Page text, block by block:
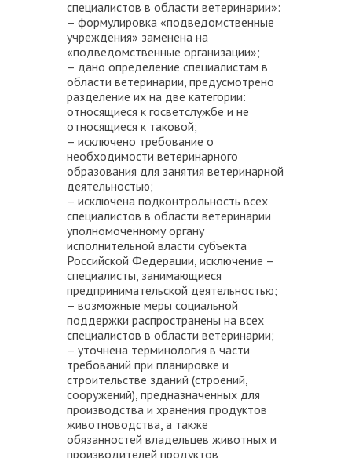
специалистов в области ветеринарии»:
– формулировка «подведомственные
учреждения» заменена на
«подведомственные организации»;
– дано определение специалистам в
области ветеринарии, предусмотрено
разделение их на две категории:
относящиеся к госветслужбе и не
относящиеся к таковой;
– исключено требование о
необходимости ветеринарного
образования для занятия ветеринарной
деятельностью;
– исключена подконтрольность всех
специалистов в области ветеринарии
уполномоченному органу
исполнительной власти субъекта
Российской Федерации, исключение –
специалисты, занимающиеся
предпринимательской деятельностью;
– возможные меры социальной
поддержки распространены на всех
специалистов в области ветеринарии;
– уточнена терминология в части
требований при планировке и
строительстве зданий (строений,
сооружений), предназначенных для
производства и хранения продуктов
животноводства, а также
обязанностей владельцев животных и
производителей продуктов